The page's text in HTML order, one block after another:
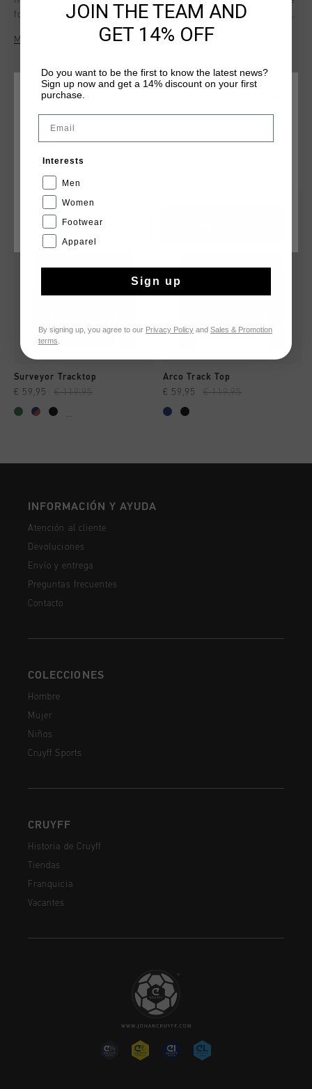
for a soft feel. Features a regular fit. Hoodie is equipped with
a hood, enriched with a Cruyff logo on left chest and an extra
pocket. Features two insert pockets with zippers.
Más información
QUIZÁ TU GUSTA ESTO
Surveyor Tracktop
€ 59,95 € 119,95
...
Arco Track Top
€ 59,95 € 119,95
INFORMACIÓN Y AYUDA
Atención al cliente
Devoluciones
Envío y entrega
Preguntas frecuentes
Contacto
COLECCIONES
Hombre
Mujer
Niños
Cruyff Sports
CRUYFF
Historia de Cruyff
Tiendas
Franquicia
Vacantes
ELIGE TU UBICACIÓN Y TU IDIOMA
CANCEL
JOIN THE TEAM AND
GET 14% OFF
Do you want to be the first to know the latest news?
Sign up now and get a 14% discount on your first
purchase.
Interests
Men
Women
Footwear
Apparel
Sign up
By signing up, you agree to our Privacy Policy and Sales & Promotion
terms